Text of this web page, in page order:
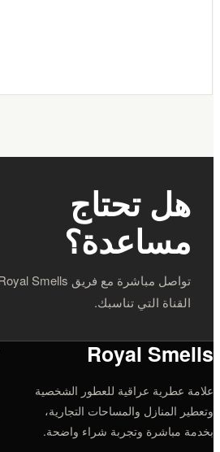
هل تحتاج
مساعدة؟
القناة التي تناسبك.
Royal Smells
علامة عطرية عراقية للعطور الشخصية
وتعطير المنازل والمساحات التجارية،
بخدمة مباشرة وتجربة شراء واضحة.